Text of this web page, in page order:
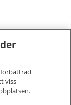
förbättrad
viss